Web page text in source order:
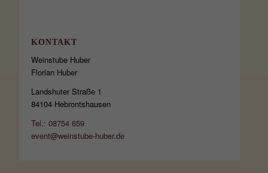
KONTAKT
Weinstube Huber
Florian Huber
Landshuter Straße 1
84104 Hebrontshausen
Tel.: 08754 659
event@weinstube-huber.de